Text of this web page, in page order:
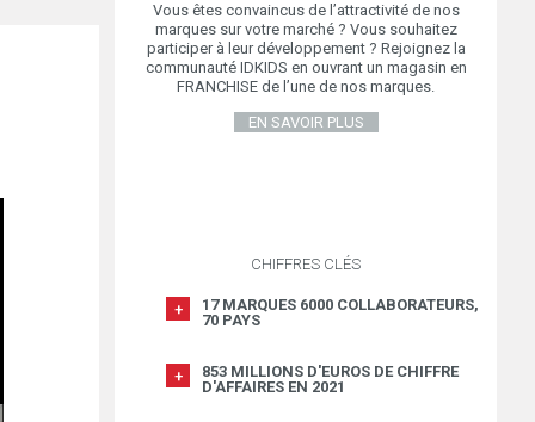
Vous êtes convaincus de l’attractivité de nos
marques sur votre marché ? Vous souhaitez
participer à leur développement ? Rejoignez la
communauté IDKIDS en ouvrant un magasin en
FRANCHISE de l’une de nos marques.
EN SAVOIR PLUS
CHIFFRES CLÉS
17 MARQUES 6000 COLLABORATEURS,
70 PAYS
853 MILLIONS D'EUROS DE CHIFFRE
D'AFFAIRES EN 2021